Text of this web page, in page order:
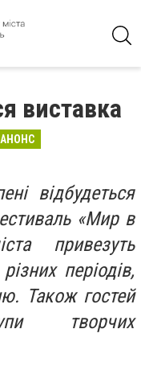
виставка
АНОНС
відбудеться
«Мир в
привезуть
періодів,
Також гостей
творчих